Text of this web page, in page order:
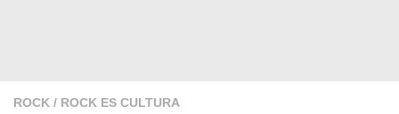
ROCK / ROCK ES CULTURA